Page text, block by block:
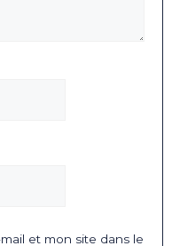
et mon site dans le